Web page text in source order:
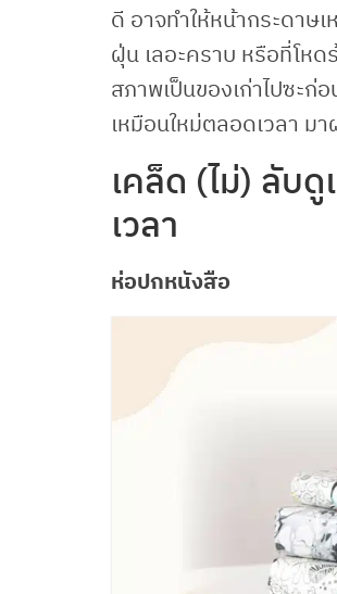
ดี อาจทำให้หน้ากระดาษ
ฝุ่น เลอะคราบ หรือที่โห
สภาพเป็นของเก่าไปซะก่
เหมือนใหม่ตลอดเวลา ม
เคล็ด (ไม่) ลับ
เวลา
ห่อปกหนังสือ